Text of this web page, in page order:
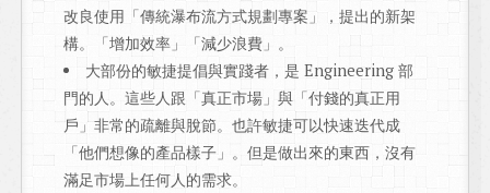
改良使用「傳統瀑布流方式規劃專案」，提出的新架
構。「增加效率」「減少浪費」。
大部份的敏捷提倡與實踐者，是 Engineering 部
門的人。這些人跟「真正市場」與「付錢的真正用
戶」非常的疏離與脫節。也許敏捷可以快速迭代成
「他們想像的產品樣子」。但是做出來的東西，沒有
滿足市場上任何人的需求。